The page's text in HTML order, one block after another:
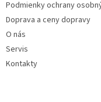
Podmienky ochrany
Doprava a ceny dopravy
O nás
Servis
Kontakty